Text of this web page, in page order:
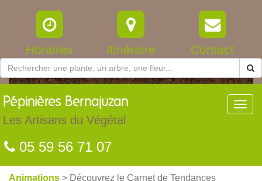
Horaires Itinéraire Contact
Pépinières Bernajuzan
Les Artisans du Végétal
05 59 56 71 07
Animations > Découvrez le Carnet de Tendances